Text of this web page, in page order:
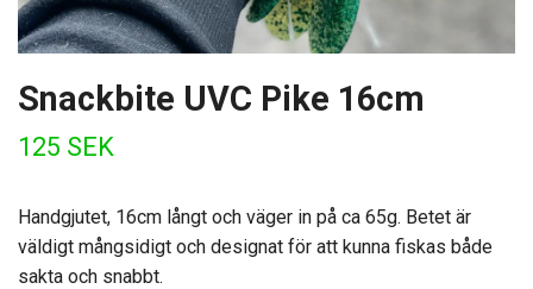
Snackbite UVC Pike 16cm
125 SEK
Handgjutet, 16cm långt och väger in på ca 65g. Betet är
väldigt mångsidigt och designat för att kunna fiskas både
sakta och snabbt.